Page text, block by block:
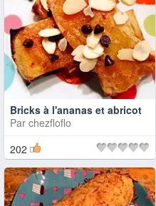
Bricks à l'ananas et abricot
Par chezfloflo
202